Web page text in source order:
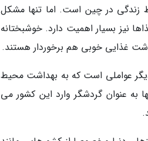
زندگی در چین است. اما تنها مشکل
نیز بسیار اهمیت دارد. خوشبختانه
غذایی خوبی هم برخوردار هستند.
عواملی است که به بهداشت محیط
به عنوان گردشگر وارد این کشور می